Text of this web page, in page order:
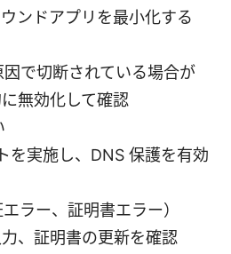
ンドアプリを最小化する
で切断されている場合が
無効化して確認
を実施し、DNS 保護を有効
ラー、証明書エラー）
、証明書の更新を確認